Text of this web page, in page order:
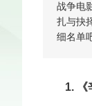
战争电
扎与抉
细名单
1. 《